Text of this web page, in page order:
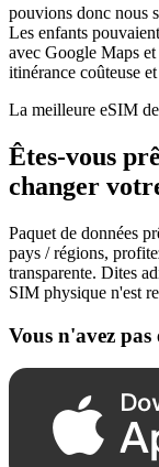
pouvions donc nous
Les enfants
avec Google Maps
itinérance coûteuse
La meilleure eSIM
Êtes-vous
changer
Paquet de données
pays / régions,
transparente. Dites
SIM physique n'est
Vous n'avez